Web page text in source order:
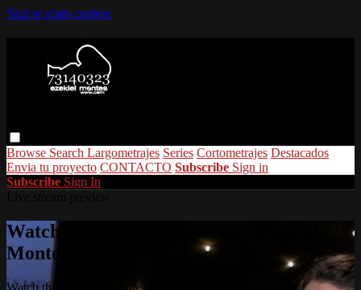
Skip to main content
Browse Search Largometrajes Series Cortometrajes Destacados
Envia tu proyecto CONTACTO Subscribe Sign in
Subscribe Sign In
Watch this video and more on Ezekiel
Montes
Watch this video and more on Ezekiel Montes